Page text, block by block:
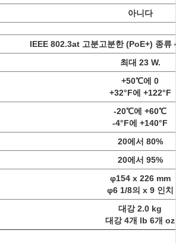
아니다
IEEE 802.3at 고분고분한 (PoE+) 종류
최대 23 W.
+50℃에 0
+32°F에 +122°F
-20℃에 +60℃
-4°F에 +140°F
20에서 80%
20에서 95%
φ154 x 226 mm
φ6 1/8의 x 9 인치
대강 2.0 kg
대강 4개 lb 6개 oz